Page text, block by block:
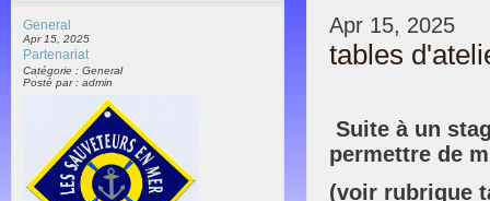
General
Apr 15, 2025
Partenariat
Catégorie : General
Posté par : admin
Apr 15, 2025
tables
Suite à un
permettre de
(voir rubrique